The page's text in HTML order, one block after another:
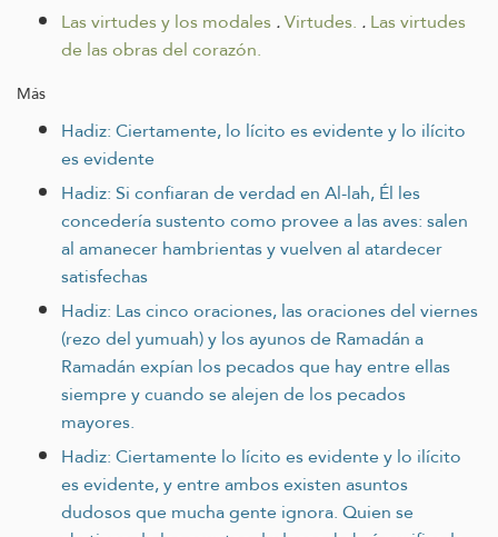
Las virtudes y los modales.Virtudes. .Las virtudes
de las obras del corazón.
Más
Hadiz: Ciertamente, lo lícito es evidente y lo ilícito
es evidente
Hadiz: Si confiaran de verdad en Al-lah, Él les
concedería sustento como provee a las aves: salen
al amanecer hambrientas y vuelven al atardecer
satisfechas
Hadiz: Las cinco oraciones, las oraciones del viernes
(rezo del yumuah) y los ayunos de Ramadán a
Ramadán expían los pecados que hay entre ellas
siempre y cuando se alejen de los pecados
mayores.
Hadiz: Ciertamente lo lícito es evidente y lo ilícito
es evidente, y entre ambos existen asuntos
dudosos que mucha gente ignora. Quien se